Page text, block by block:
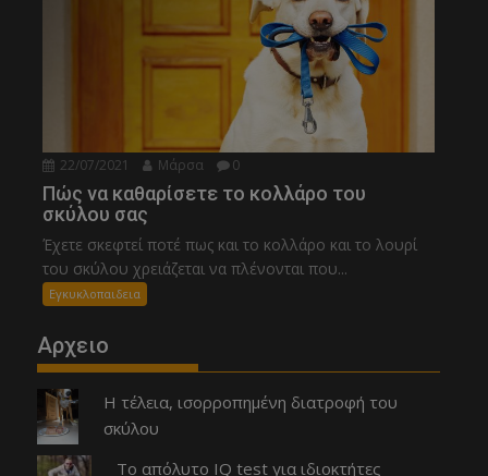
22/07/2021 Μάρσα 0
Πώς να καθαρίσετε το κολλάρο του
σκύλου σας
Έχετε σκεφτεί ποτέ πως και το κολλάρο και το λουρί
του σκύλου χρειάζεται να πλένονται που...
Εγκυκλοπαιδεια
Αρχειο
Η τέλεια, ισορροπημένη διατροφή του
σκύλου
Το απόλυτο IQ test για ιδιοκτήτες